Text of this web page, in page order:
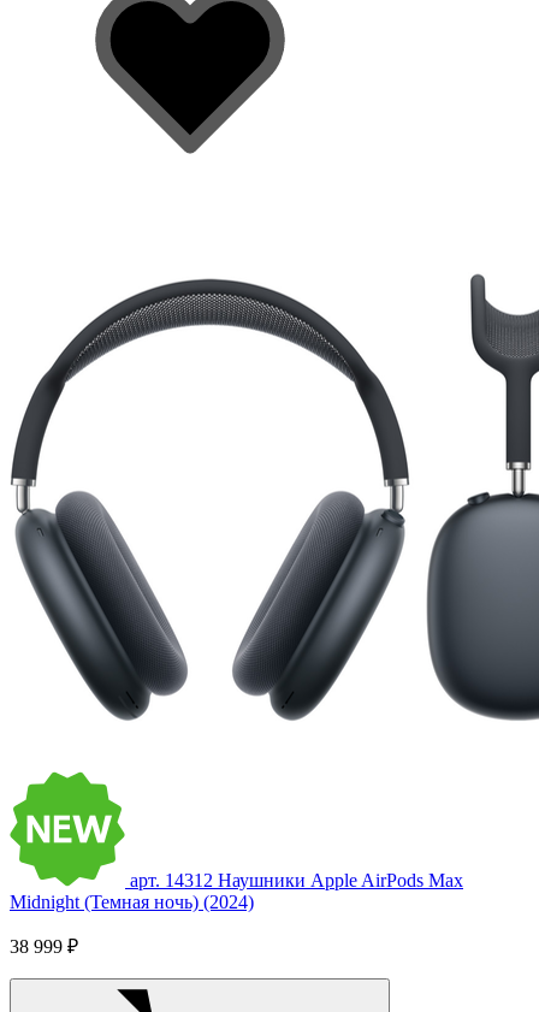
арт. 14312 Наушники Apple AirPods Max
Midnight (Темная ночь) (2024)
38 999 ₽